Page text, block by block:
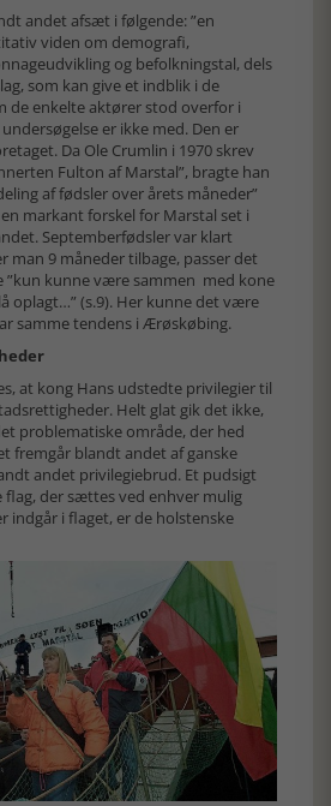
andet afsæt i følgende: ”en
viden om demografi,
og befolkningstal, dels
som kan give et indblik i de
de enkelte aktører stod overfor i
er ikke med. Den er
Da Ole Crumlin i 1970 skrev
Fulton af Marstal”, bragte han
af fødsler over årets måneder”
markant forskel for Marstal set i
Septemberfødsler var klart
man 9 måneder tilbage, passer det
”kun kunne være sammen med kone
oplagt…” (s.9). Her kunne det være
samme tendens i Ærøskøbing.
at kong Hans udstedte privilegier til
Helt glat gik det ikke,
problematiske område, der hed
fremgår blandt andet af ganske
andet privilegiebrud. Et pudsigt
der sættes ved enhver mulig
indgår i flaget, er de holstenske